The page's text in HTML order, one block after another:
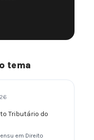
tema
Tributário do
em Direito